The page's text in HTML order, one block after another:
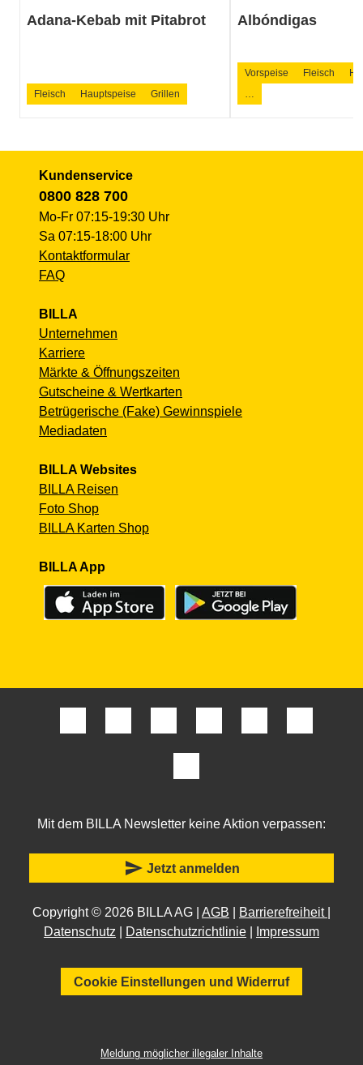
Adana-Kebab mit Pitabrot
Fleisch Hauptspeise Grillen
Albóndigas
Vorspeise Fleisch
…
Kundenservice
0800 828 700
Mo-Fr 07:15-19:30 Uhr
Sa 07:15-18:00 Uhr
Kontaktformular
FAQ
BILLA
Unternehmen
Karriere
Märkte & Öffnungszeiten
Gutscheine & Wertkarten
Betrügerische (Fake) Gewinnspiele
Mediadaten
BILLA Websites
BILLA Reisen
Foto Shop
BILLA Karten Shop
BILLA App
Mit dem BILLA Newsletter keine Aktion verpassen:
send Jetzt anmelden
Copyright © 2026 BILLA AG | AGB Barrierefreiheit
Datenschutz
Datenschutzrichtlinie Impressum
Cookie Einstellungen und Widerruf
Meldung möglicher illegaler Inhalte